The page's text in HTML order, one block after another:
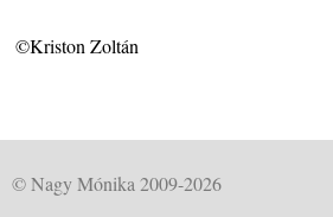
©Kriston Zoltán
© Nagy Mónika 2009-2026